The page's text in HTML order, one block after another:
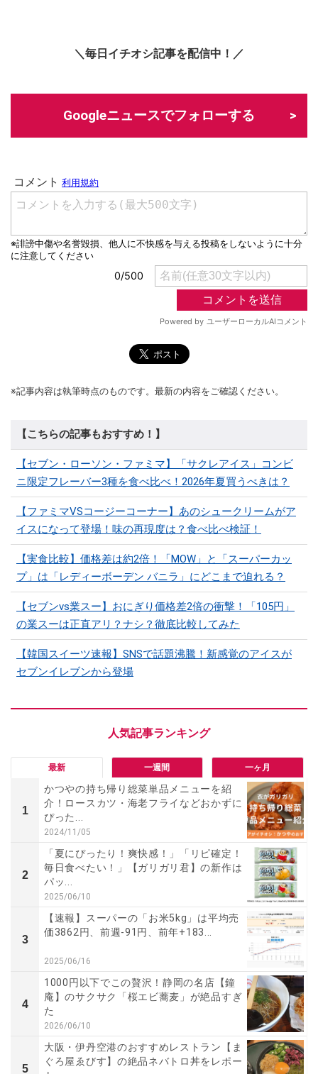
＼毎日イチオシ記事を配信中！／
Googleニュースでフォローする
※記事内容は執筆時点のものです。最新の内容をご確認ください。
【こちらの記事もおすすめ！】
【セブン・ローソン・ファミマ】「サクレアイス」コンビ
ニ限定フレーバー3種を食べ比べ！2026年夏買うべきは？
【ファミマVSコージーコーナー】あのシュークリームがア
イスになって登場！味の再現度は？食べ比べ検証！
【実食比較】価格差は約2倍！「MOW」と「スーパーカッ
プ」は「レディーボーデン バニラ」にどこまで迫れる？
【セブンvs業スー】おにぎり価格差2倍の衝撃！「105円」
の業スーは正直アリ？ナシ？徹底比較してみた
【韓国スイーツ速報】SNSで話題沸騰！新感覚のアイスが
セブンイレブンから登場
最新 一週間 一ヶ月
1
かつやの持ち帰り総菜単品メニューを紹
介！ロースカツ・海老フライなどおかずに
ぴった...
2024/11/05
2
「夏にぴったり！爽快感！」「リピ確定！
毎日食べたい！」【ガリガリ君】の新作は
パッ...
2025/06/10
3
【速報】スーパーの「お米5kg」は平均売
価3862円、前週-91円、前年+183...
2025/06/16
4
1000円以下でこの贅沢！静岡の名店【鐘
庵】のサクサク「桜エビ蕎麦」が絶品すぎ
た
2026/06/10
5
大阪・伊丹空港のおすすめレストラン【ま
ぐろ屋ゑびす】の絶品ネバトロ丼をレポー